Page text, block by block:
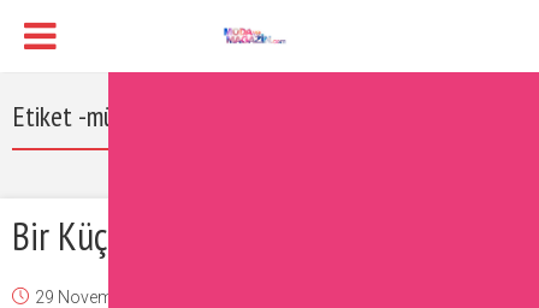
Etiket -müjde ar
Bir Küçük Nostalji: Ses Dergisi
29 November 2016